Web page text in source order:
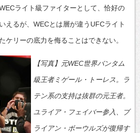
ライト級ファイターとして、恰好の
えるが、WECとは層が違うUFCライト
ケリーの底力を侮ることはできない。
【写真】元WEC世界バンタム
級王者ミゲール・トーレス。ラ
テン系の支持は抜群の元王者。
ユライア・フェイバー参入、ブ
ライアン・ボーウルズが復帰す